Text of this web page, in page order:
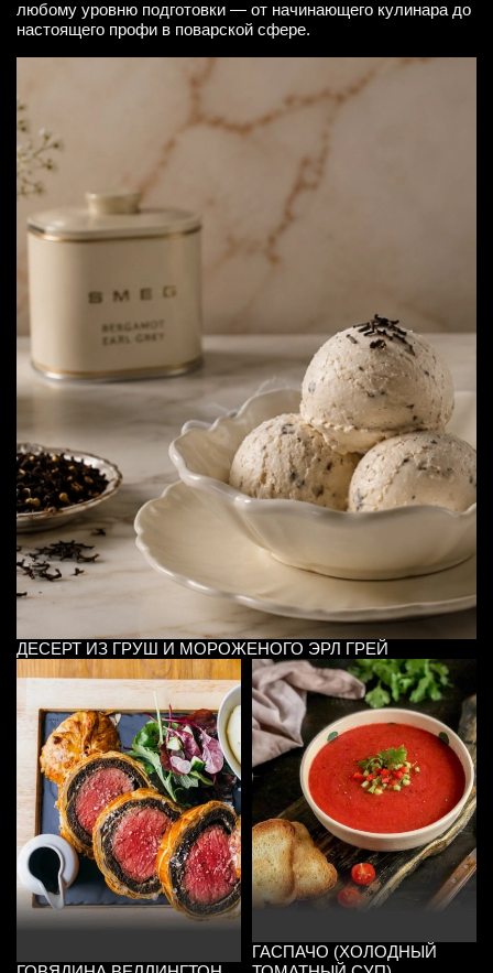
любому уровню подготовки — от начинающего кулинара до
настоящего профи в поварской сфере.
ДЕСЕРТ ИЗ ГРУШ И МОРОЖЕНОГО ЭРЛ ГРЕЙ
ГАСПАЧО (ХОЛОДНЫЙ